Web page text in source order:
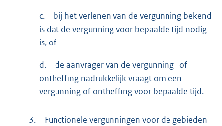
c.
bij het verlenen van de vergunning bekend
is dat de vergunning voor bepaalde tijd nodig
is, of
d.
de aanvrager van de vergunning- of
ontheffing nadrukkelijk vraagt om een
vergunning of ontheffing voor bepaalde tijd.
3.
Functionele vergunningen voor de gebieden